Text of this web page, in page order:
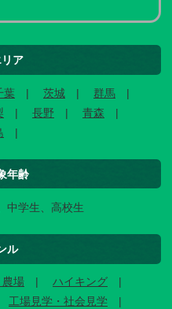
ア
葉 茨城
群馬
長野
青森
年齢
中学生、高校生
ル
農場
ハイキング
工場見学・社会見学